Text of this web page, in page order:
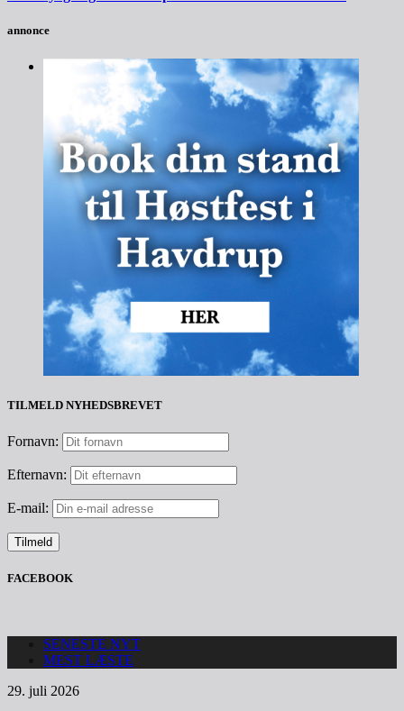
annonce
TILMELD NYHEDSBREVET
Fornavn:
Efternavn:
E-mail:
FACEBOOK
SENESTE NYT
MEST LÆSTE
29. juli 2026